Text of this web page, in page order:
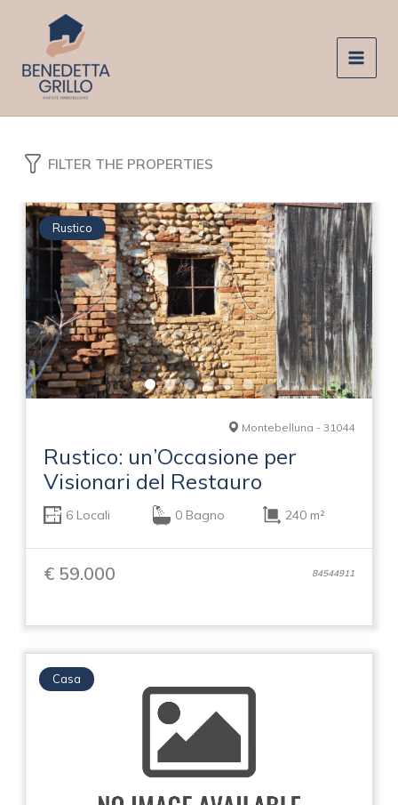
contenuto
FILTER THE PROPERTIES
Rustico
Montebelluna - 31044
Rustico: un’Occasione per
Visionari del Restauro
6 Locali 0 Bagno 240 m²
€ 59.000 84544911
Casa